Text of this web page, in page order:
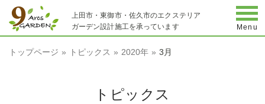
上田市・東御市・佐久市のエクステリア
ガーデン設計施工を承っています
Menu
トップページ トピックス 2020年 3月
トピックス